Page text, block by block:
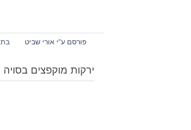
פורסם ע"י אורי שביט
ירקות מוקפצים בסויה